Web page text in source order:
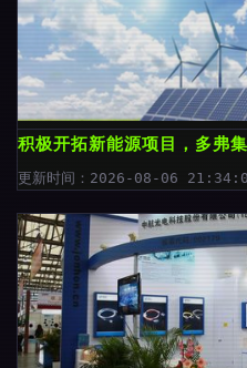
积极开拓新能源项目，多弗
更新时间：2026-08-06